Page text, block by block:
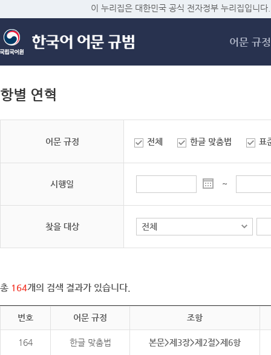
메
이 누리집은 대한민국 공식 전자정부 누리집입니다.
어문 규정
항별 연혁
어문 규정 전체 한글 맞춤법 표
시행일 ~
찾을 대상
총 164개의 검색 결과가 있습니다.
번호 어문 규정 조항
164 한글 맞춤법 본문>제3장>제2절>제6항